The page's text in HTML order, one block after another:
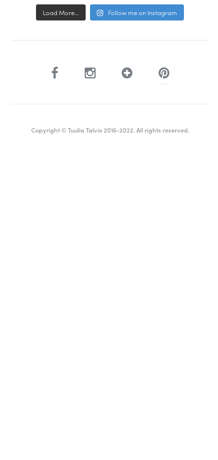
Load More... Follow me on Instagram
Copyright © Tuulia Talvio 2016-2022. All rights reserved.